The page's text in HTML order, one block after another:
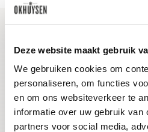
Deze website maakt gebruik
We gebruiken cookies om
personaliseren, om functies
en om ons websiteverkeer te
informatie over uw gebruik van
partners voor social media,
Blijf op de hoogte
Ontvang het laatste
evenementen
E-mailadres